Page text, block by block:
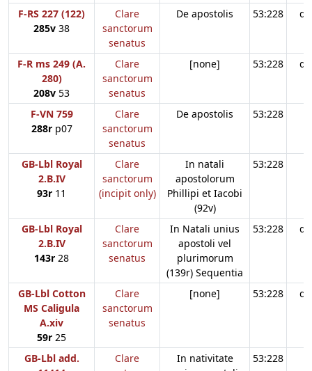
F-RS 227 (122)
285v 38
Clare
sanctorum
senatus
De apostolis 53:228
F-R ms 249 (A.
280)
208v 53
Clare
sanctorum
senatus
[none] 53:228
F-VN 759
288rp07
Clare
sanctorum
senatus
De apostolis 53:228
GB-Lbl Royal
2.B.IV
93r 11
Clare
sanctorum
(incipit only)
In natali
apostolorum
Phillipi et Iacobi
(92v)
53:228
GB-Lbl Royal
2.B.IV
143r 28
Clare
sanctorum
senatus
In Natali unius
apostoli vel
plurimorum
(139r) Sequentia
53:228
GB-Lbl Cotton
MS Caligula
A.xiv
59r 25
Clare
sanctorum
senatus
[none] 53:228
GB-Lbl add.
Clare
In nativitate
53:228